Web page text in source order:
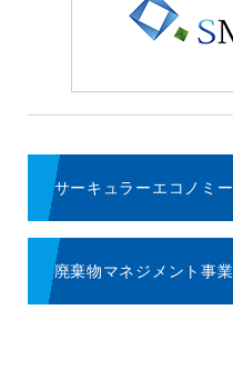
サーキュラーエコノミ
廃棄物マネジメント事業